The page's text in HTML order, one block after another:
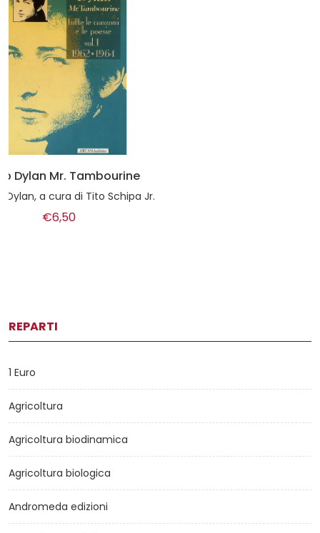
Distorsioni suoni e tracce
diGiampiero Capra
REPARTI
1 Euro
Agricoltura
Agricoltura biodinamica
Agricoltura biologica
Andromeda edizioni